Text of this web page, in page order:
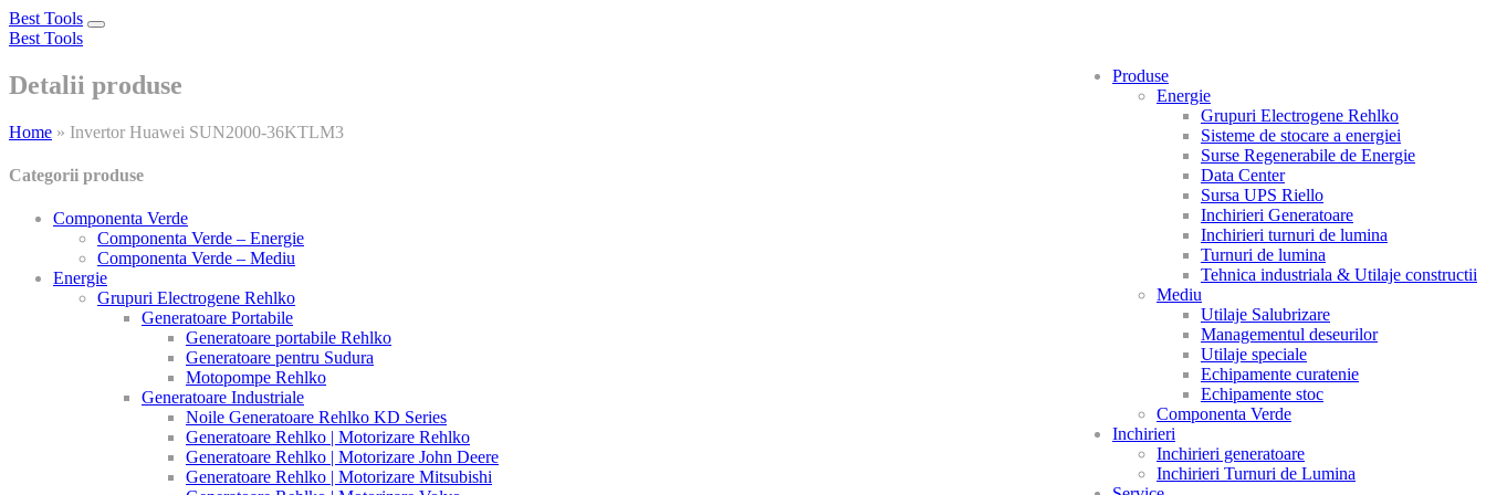
Best Tools
Toggle
Best Tools
Produse
Energie
Grupuri Electrogene Rehlko
Sisteme de stocare a energiei
Surse Regenerabile de Energie
Data Center
Sursa UPS Riello
Inchirieri Generatoare
Inchirieri turnuri de lumina
Turnuri de lumina
Tehnica industriala & Utilaje constructii
Mediu
Utilaje Salubrizare
Managementul deseurilor
Utilaje speciale
Echipamente curatenie
Echipamente stoc
Componenta Verde
Inchirieri
Inchirieri generatoare
Inchirieri Turnuri de Lumina
Detalii produse
Home » Invertor Huawei SUN2000-36KTLM3
Categorii produse
Componenta Verde
Componenta Verde – Energie
Componenta Verde – Mediu
Energie
Grupuri Electrogene Rehlko
Generatoare Portabile
Generatoare portabile Rehlko
Generatoare pentru Sudura
Motopompe Rehlko
Generatoare Industriale
Noile Generatoare Rehlko KD Series
Generatoare Rehlko | Motorizare Rehlko
Generatoare Rehlko | Motorizare John Deere
Generatoare Rehlko | Motorizare Mitsubishi